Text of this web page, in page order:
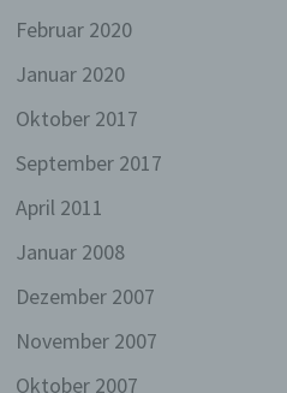
Februar 2020
Januar 2020
Oktober 2017
September 2017
April 2011
Januar 2008
Dezember 2007
November 2007
Oktober 2007
persönliche Aspekte,
natürliche Person
Arbeitsleistung,
Interessen,
natürlichen Person zu
f)
personenbezogener